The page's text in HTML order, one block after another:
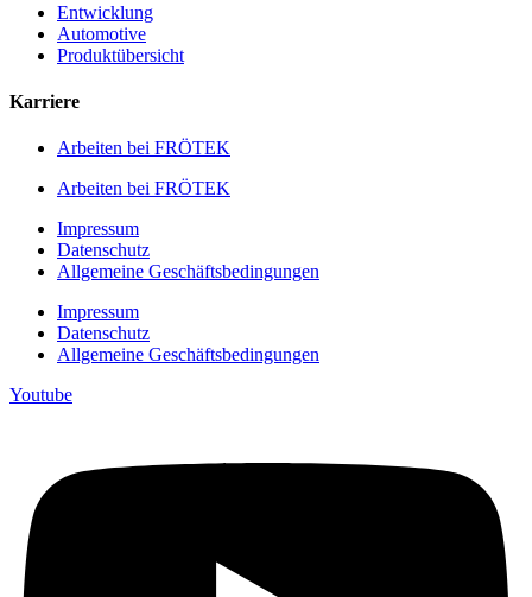
Entwicklung
Automotive
Produktübersicht
Karriere
Arbeiten bei FRÖTEK
Arbeiten bei FRÖTEK
Impressum
Datenschutz
Allgemeine Geschäftsbedingungen
Impressum
Datenschutz
Allgemeine Geschäftsbedingungen
Youtube